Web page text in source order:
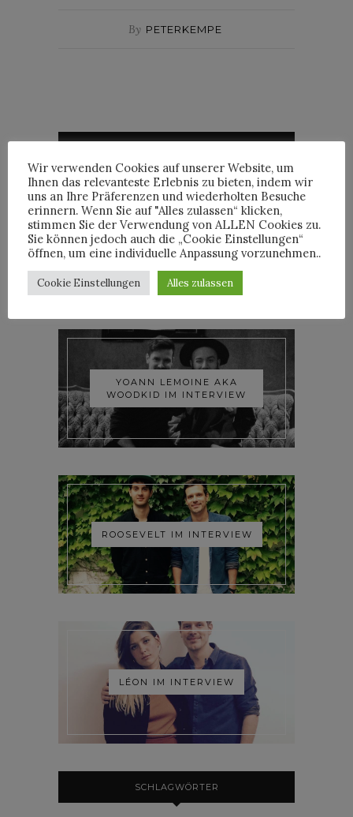
By PETERKEMPE
TRIXIE MATTEL IM
INTERVIEW
YOANN LEMOINE AKA
WOODKID IM INTERVIEW
ROOSEVELT IM INTERVIEW
LÉON IM INTERVIEW
SCHLAGWÖRTER
Wir verwenden Cookies auf unserer Website, um
Ihnen das relevanteste Erlebnis zu bieten, indem wir
uns an Ihre Präferenzen und wiederholten Besuche
erinnern. Wenn Sie auf "Alles zulassen“ klicken,
stimmen Sie der Verwendung von ALLEN Cookies zu.
Sie können jedoch auch die „Cookie Einstellungen“
öffnen, um eine individuelle Anpassung vorzunehmen..
Cookie Einstellungen Alles zulassen